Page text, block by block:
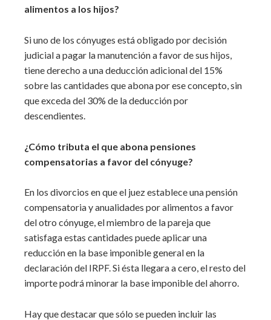
alimentos a los hijos?
Si uno de los cónyuges está obligado por decisión
judicial a pagar la manutención a favor de sus hijos,
tiene derecho a una deducción adicional del 15%
sobre las cantidades que abona por ese concepto, sin
que exceda del 30% de la deducción por
descendientes.
¿Cómo tributa el que abona pensiones
compensatorias a favor del cónyuge?
En los divorcios en que el juez establece una pensión
compensatoria y anualidades por alimentos a favor
del otro cónyuge, el miembro de la pareja que
satisfaga estas cantidades puede aplicar una
reducción en la base imponible general en la
declaración del IRPF. Si ésta llegara a cero, el resto del
importe podrá minorar la base imponible del ahorro.
Hay que destacar que sólo se pueden incluir las